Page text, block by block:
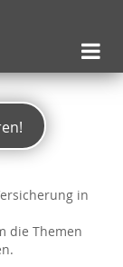
in
die Themen